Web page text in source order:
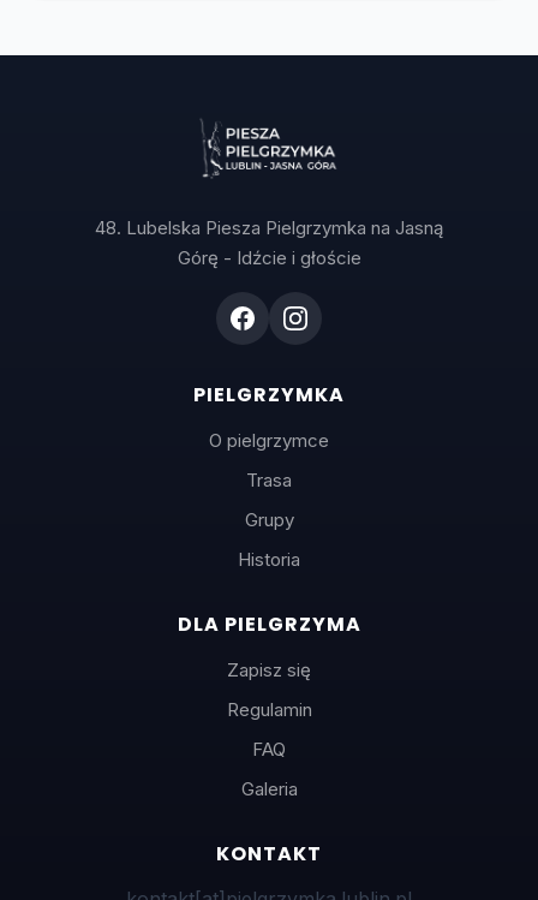
48. Lubelska Piesza Pielgrzymka na Jasną
Górę - Idźcie i głoście
PIELGRZYMKA
O pielgrzymce
Trasa
Grupy
Historia
DLA PIELGRZYMA
Zapisz się
Regulamin
FAQ
Galeria
KONTAKT